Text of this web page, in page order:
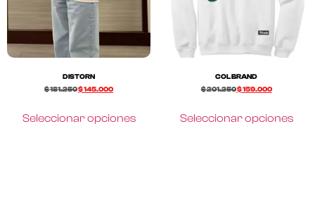
DISTORN
$181.250$145.000
Seleccionar opciones
COL BRAND
$201.250$159.000
Seleccionar opciones